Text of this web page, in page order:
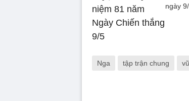
ngày
Nga tập trận chung